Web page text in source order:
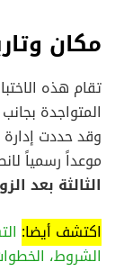
مكان
تقام هذه
المتواجدة
وقد حددت
موعداً رسمياً
الثالثة بعد الزوال
اكتشف أيضا:
الشروط،